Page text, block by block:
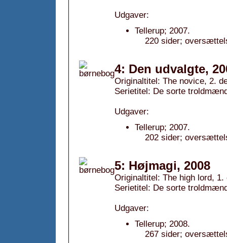
Udgaver:
Tellerup; 2007.
220 sider;
4: Den udvalgte,
Originaltitel: The novice, 2.
Serietitel: De sorte
Udgaver:
Tellerup; 2007.
202 sider;
5: Højmagi, 2008
Originaltitel: The high lord, 1.
Serietitel: De sorte
Udgaver:
Tellerup; 2008.
267 sider;